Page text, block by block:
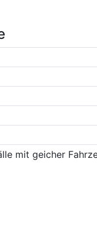
mit geicher